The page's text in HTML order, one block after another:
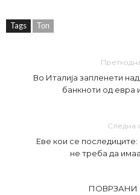
Tags Топ
Претходна
Во Италија запленети
банкноти од евра
Следна
Еве кои се
не треба да
ПОВРЗАНИ